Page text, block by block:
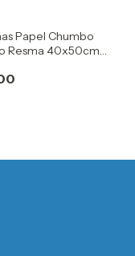
Papel Chumbo
Resma 40x50cm